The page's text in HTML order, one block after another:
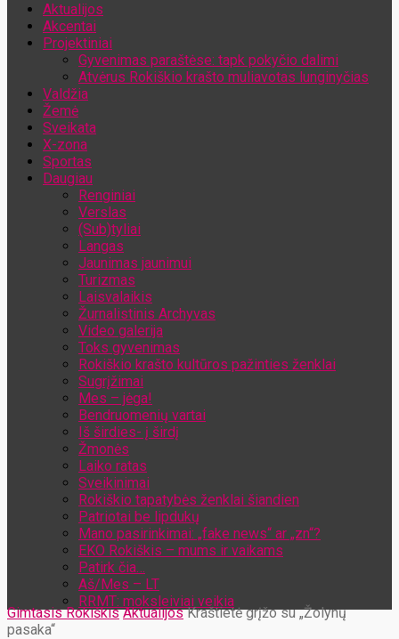
Aktualijos
Akcentai
Projektiniai
Gyvenimas paraštėse: tapk pokyčio dalimi
Atvėrus Rokiškio krašto muliavotas lunginyčias
Valdžia
Žemė
Sveikata
X-zona
Sportas
Daugiau
Renginiai
Verslas
(Sub)tyliai
Langas
Jaunimas jaunimui
Turizmas
Laisvalaikis
Žurnalistinis Archyvas
Video galerija
Toks gyvenimas
Rokiškio krašto kultūros pažinties ženklai
Sugrįžimai
Mes – jėga!
Bendruomenių vartai
Iš širdies- į širdį
Žmonės
Laiko ratas
Sveikinimai
Rokiškio tapatybės ženklai šiandien
Patriotai be lipdukų
Mano pasirinkimai: „fake news“ ar „zn“?
EKO Rokiškis – mums ir vaikams
Patirk čia…
Aš/Mes – LT
RRMT: moksleiviai veikia
Gimtasis Rokiškis Aktualijos Kraštietė grįžo su „Žolynų
pasaka“